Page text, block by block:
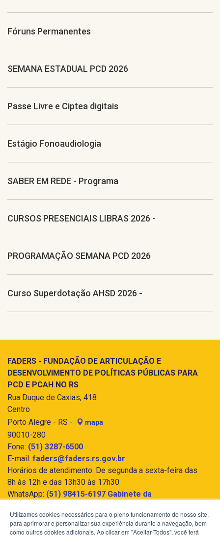
Fóruns Permanentes
SEMANA ESTADUAL PCD 2026
Passe Livre e Ciptea digitais
Estágio Fonoaudiologia
SABER EM REDE - Programa
CURSOS PRESENCIAIS LIBRAS 2026 -
PROGRAMAÇÃO SEMANA PCD 2026
Curso Superdotação AHSD 2026 -
FADERS - FUNDAÇÃO DE ARTICULAÇÃO E
DESENVOLVIMENTO DE POLÍTICAS PÚBLICAS PARA
PCD E PCAH NO RS
Rua Duque de Caxias, 418
Centro
Porto Alegre - RS -
mapa
90010-280
Fone: (51) 3287-6500
E-mail: faders@faders.rs.gov.br
Horários de atendimento: De segunda a sexta-feira das
8h às 12h e das 13h30 às 17h30
WhatsApp: (51) 98415-6197 Gabinete da
Utilizamos cookies necessários para o pleno funcionamento do nosso site,
para aprimorar e personalizar sua experiência durante a navegação, bem
como outros cookies adicionais. Ao clicar em "Aceitar Todos", você terá